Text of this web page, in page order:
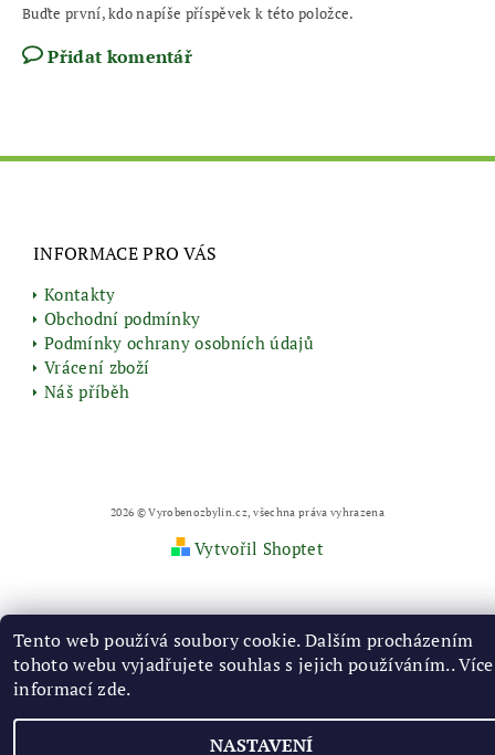
Buďte první, kdo napíše příspěvek k této položce.
Přidat komentář
INFORMACE PRO VÁS
Kontakty
Obchodní podmínky
Podmínky ochrany osobních údajů
Vrácení zboží
Náš příběh
2026 © Vyrobenozbylin.cz, všechna práva vyhrazena
Vytvořil Shoptet
Tento web používá soubory cookie. Dalším procházením
tohoto webu vyjadřujete souhlas s jejich používáním.. Více
informacízde.
NASTAVENÍ